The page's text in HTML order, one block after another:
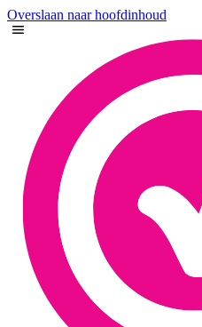
Overslaan naar hoofdinhoud